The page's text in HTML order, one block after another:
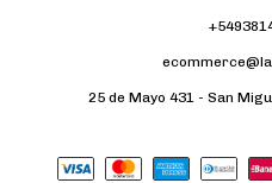
25 de Mayo 431 - San